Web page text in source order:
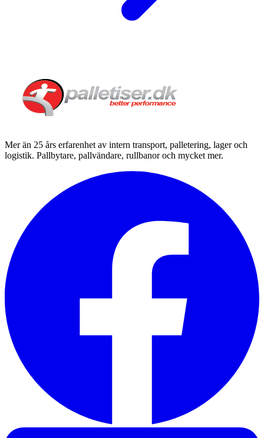
Mer än 25 års erfarenhet av intern transport, palletering, lager och
logistik. Pallbytare, pallvändare, rullbanor och mycket mer.